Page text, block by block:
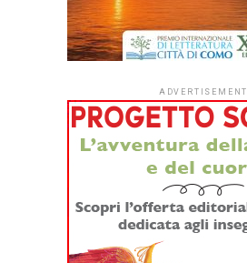
ADVERTISEMENT